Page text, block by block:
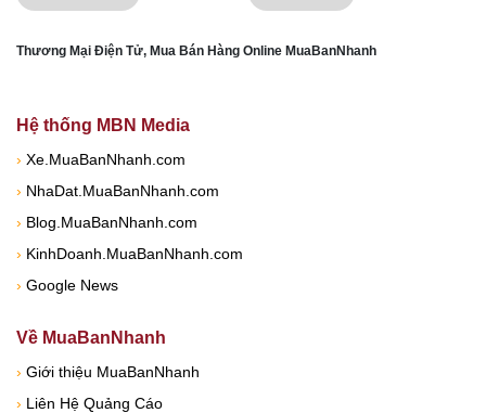
Thương Mại Điện Tử, Mua Bán Hàng Online MuaBanNhanh
Hệ thống MBN Media
› Xe.MuaBanNhanh.com
› NhaDat.MuaBanNhanh.com
› Blog.MuaBanNhanh.com
› KinhDoanh.MuaBanNhanh.com
› Google News
Về MuaBanNhanh
› Giới thiệu MuaBanNhanh
› Liên Hệ Quảng Cáo